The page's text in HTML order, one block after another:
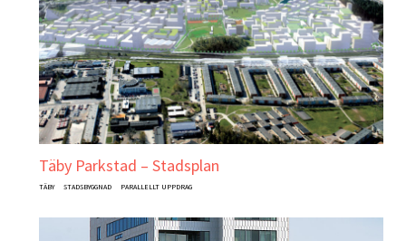
Täby Parkstad – Stadsplan
TÄBY STADSBYGGNAD PARALLELLT UPPDRAG